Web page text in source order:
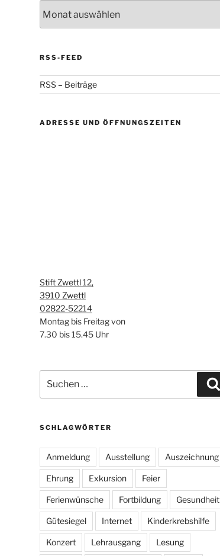
RSS-FEED
RSS – Beiträge
ADRESSE UND ÖFFNUNGSZEITEN
Stift Zwettl 12,
3910 Zwettl
02822-52214
Montag bis Freitag von
7.30 bis 15.45 Uhr
nach:
SCHLAGWÖRTER
Anmeldung Ausstellung Auszeichnung
Ehrung Exkursion Feier
Ferienwünsche Fortbildung Gesundheit
Gütesiegel Internet Kinderkrebshilfe
Konzert Lehrausgang Lesung